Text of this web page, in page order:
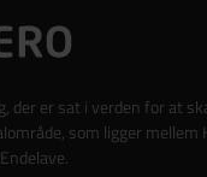
der er sat i verden for at
som ligger mellem